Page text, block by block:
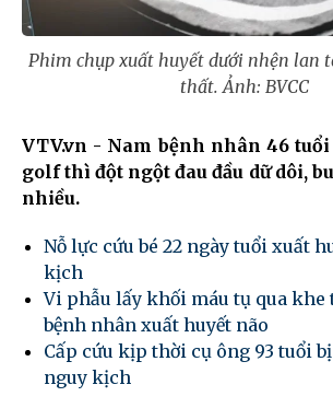
Phim chụp xuất huyết dưới nhện lan
thất. Ảnh: BVCC
VTV.vn - Nam bệnh nhân 46
golf thì đột ngột đau đầu dữ dôi,
nhiều.
Nỗ lực cứu bé 22 ngày tuổi xuất
kịch
Vi phẫu lấy khối máu tụ qua khe
bệnh nhân xuất huyết não
Cấp cứu kịp thời cụ ông 93 tuổi
nguy kịch